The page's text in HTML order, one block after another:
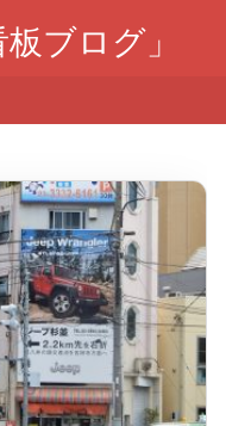
ブログ」